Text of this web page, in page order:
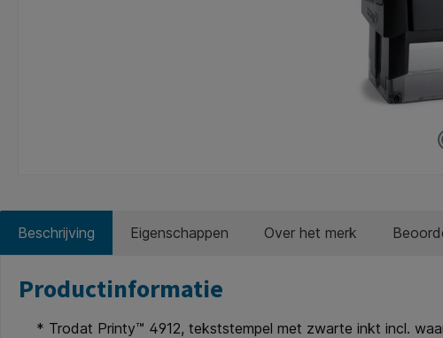
Beschrijving Eigenschappen Over het merk
Productinformatie
* Trodat Printy™ 4912, tekststempel met zwarte inkt incl.